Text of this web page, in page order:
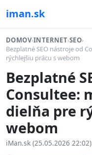
iman.sk
DOMOV›INTERNET›SEO›
Bezplatné SEO nástroje od
rýchlejšiu prácu s webom
Bezplatné
Consultee:
dielňa pre
webom
iMan.sk (25.05.2026 22:02)